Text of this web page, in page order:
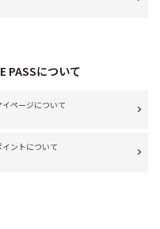
PASSについて
イページについて
イントについて